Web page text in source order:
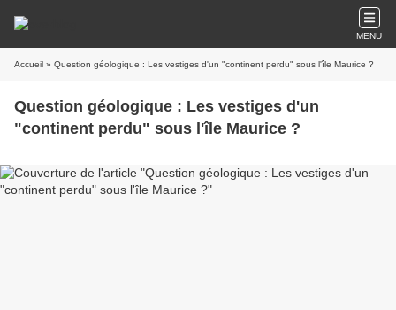
MENU
Accueil » Question géologique : Les vestiges d'un "continent perdu" sous l'île Maurice ?
Question géologique : Les vestiges d'un
"continent perdu" sous l'île Maurice ?